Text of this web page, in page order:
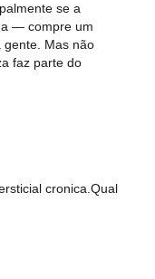
se a
― compre um
gente. Mas não
faz parte do
cronica.Qual